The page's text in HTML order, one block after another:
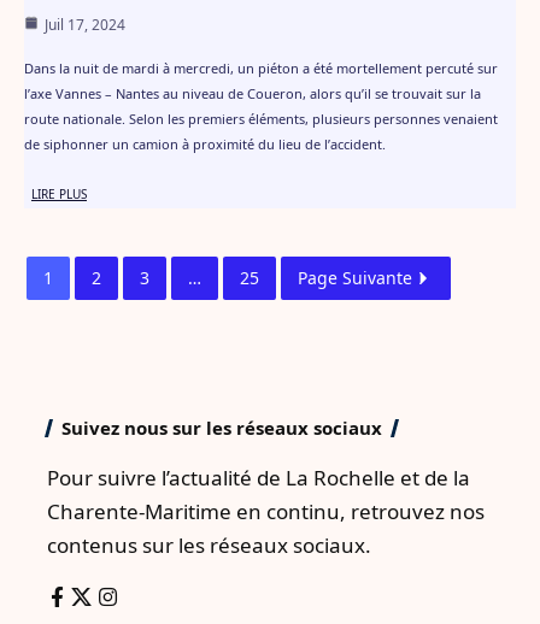
Juil 17, 2024
Dans la nuit de mardi à mercredi, un piéton a été mortellement percuté sur
l’axe Vannes – Nantes au niveau de Coueron, alors qu’il se trouvait sur la
route nationale. Selon les premiers éléments, plusieurs personnes venaient
de siphonner un camion à proximité du lieu de l’accident.
LIRE PLUS
1 2 3 … 25 Page Suivante
Suivez nous sur les réseaux sociaux
Pour suivre l’actualité de La Rochelle et de la
Charente-Maritime en continu, retrouvez nos
contenus sur les réseaux sociaux.